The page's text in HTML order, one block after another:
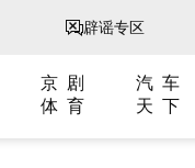
辟谣专区
京 剧 汽 车
体 育 天 下